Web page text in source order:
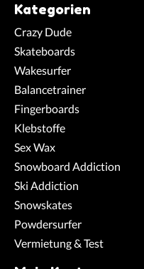
Kategorien
Crazy Dude
Skateboards
Wakesurfer
Balancetrainer
Fingerboards
Klebstoffe
Sex Wax
Snowboard Addiction
Ski Addiction
Snowskates
Powdersurfer
Vermietung & Test